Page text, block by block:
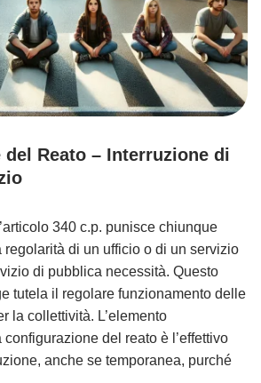
del Reato – Interruzione di
340 c.p. punisce chiunque
regolarità di un ufficio o di un servizio
di pubblica necessità. Questo
tutela il regolare funzionamento delle
la collettività. L’elemento
del reato è l’effettivo
anche se temporanea, purché